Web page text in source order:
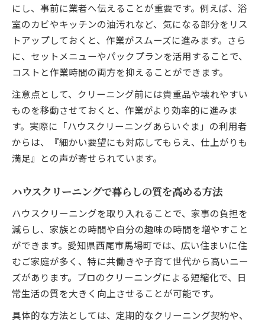
にし、事前に業者へ伝えることが重要です。例えば、浴
室のカビやキッチンの油汚れなど、気になる部分をリス
トアップしておくと、作業がスムーズに進みます。さら
に、セットメニューやパックプランを活用することで、
コストと作業時間の両方を抑えることができます。
注意点として、クリーニング前には貴重品や壊れやすい
ものを移動させておくと、作業がより効率的に進みま
す。実際に「ハウスクリーニングあらいぐま」の利用者
からは、『細かい要望にも対応してもらえ、仕上がりも
満足』との声が寄せられています。
ハウスクリーニングで暮らしの質を高める方法
ハウスクリーニングを取り入れることで、家事の負担を
減らし、家族との時間や自分の趣味の時間を増やすこと
ができます。愛知県西尾市馬場町では、広い住まいに住
むご家庭が多く、特に共働きや子育て世代から高いニー
ズがあります。プロのクリーニングによる短縮化で、日
常生活の質を大きく向上させることが可能です。
具体的な方法としては、定期的なクリーニング契約や、